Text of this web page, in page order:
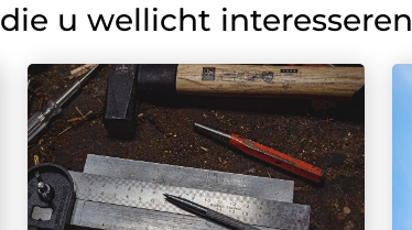
die u wellicht interesseren